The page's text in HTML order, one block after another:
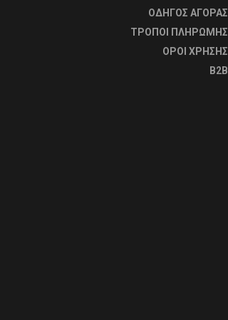
ΟΔΗΓΟΣ ΑΓΟΡΑΣ
ΤΡΟΠΟΙ ΠΛΗΡΩΜΗΣ
OΡΟΙ ΧΡΗΣΗΣ
B2B